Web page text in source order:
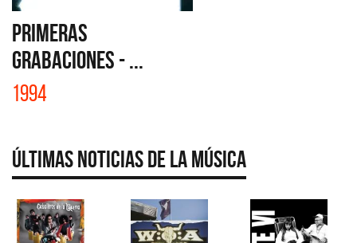
PRIMERAS
GRABACIONES - ...
1994
Últimas Noticias de la Música